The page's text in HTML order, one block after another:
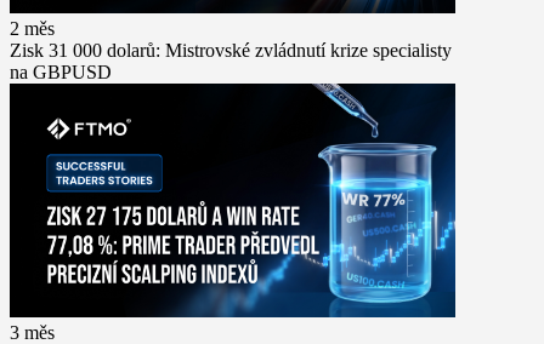
2 měs
Zisk 31 000 dolarů: Mistrovské zvládnutí krize specialisty
na GBPUSD
3 měs